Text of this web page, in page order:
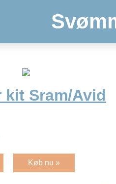
Sram/Avid
Køb nu »